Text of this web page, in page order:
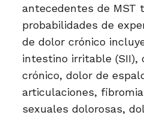
antecedentes de MST
probabilidades de
de dolor crónico
intestino irritable (SII),
crónico, dolor de
articulaciones,
sexuales dolorosas,